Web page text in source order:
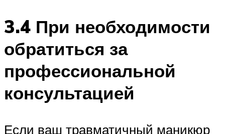
3.4 При необходимости
обратиться за
профессиональной
консультацией
Если ваш травматичный маникюр